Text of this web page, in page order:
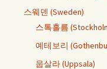
스웨덴 (Sweden)
스톡홀름
예테보리
웁살라 (Uppsala)